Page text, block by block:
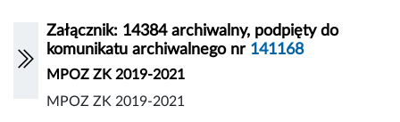
Załącznik: 14384 archiwalny, podpięty do
komunikatu archiwalnego nr 141168
MPOZ ZK 2019-2021
MPOZ ZK 2019-2021